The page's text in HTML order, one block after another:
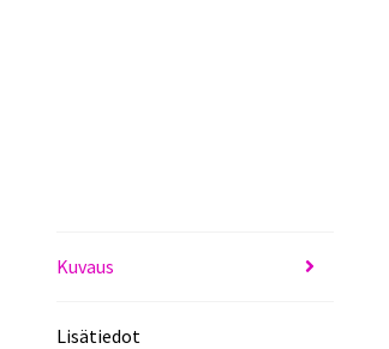
Kuvaus
Lisätiedot